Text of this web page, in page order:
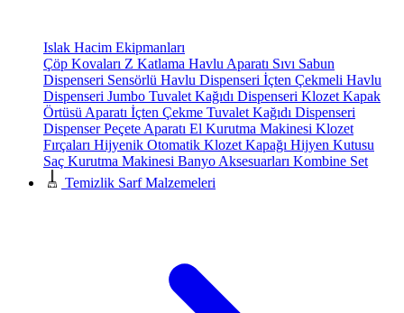
Islak Hacim Ekipmanları
Çöp Kovaları Z Katlama Havlu Aparatı Sıvı Sabun
Dispenseri Sensörlü Havlu Dispenseri İçten Çekmeli Havlu
Dispenseri Jumbo Tuvalet Kağıdı Dispenseri Klozet Kapak
Örtüsü Aparatı İçten Çekme Tuvalet Kağıdı Dispenseri
Dispenser Peçete Aparatı El Kurutma Makinesi Klozet
Fırçaları Hijyenik Otomatik Klozet Kapağı Hijyen Kutusu
Saç Kurutma Makinesi Banyo Aksesuarları Kombine Set
Temizlik Sarf Malzemeleri